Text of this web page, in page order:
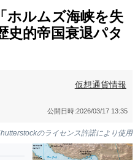
ホルムズ海峡を失
史的帝国衰退パタ
仮想通貨情報
公開日時:2026/03/17 13:35
のライセンス許諾により使用